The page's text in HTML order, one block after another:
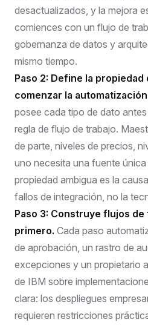
desactualizados, y la mejora
comiences con un flujo de
gobernanza de datos y
mismo tiempo.
Paso 2: Define la
comenzar la
posee cada tipo de dato
regla de flujo de trabajo.
de parte, niveles de precios,
uno necesita una fuente
propiedad ambigua es la
fallos de integración, no la
Paso 3: Construye flujos
primero. Cada paso
de aprobación, un rastro de
excepciones y un propietario
de IBM sobre
clara: los despliegues
requieren restricciones